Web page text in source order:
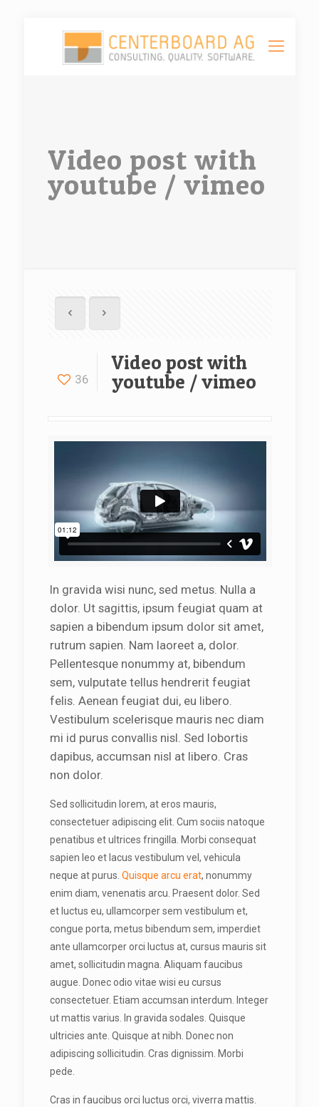
Video post with
youtube / vimeo
36
Video post with
youtube / vimeo
In gravida wisi nunc, sed metus. Nulla a
dolor. Ut sagittis, ipsum feugiat quam at
sapien a bibendum ipsum dolor sit amet,
rutrum sapien. Nam laoreet a, dolor.
Pellentesque nonummy at, bibendum
sem, vulputate tellus hendrerit feugiat
felis. Aenean feugiat dui, eu libero.
Vestibulum scelerisque mauris nec diam
mi id purus convallis nisl. Sed lobortis
dapibus, accumsan nisl at libero. Cras
non dolor.
Sed sollicitudin lorem, at eros mauris,
consectetuer adipiscing elit. Cum sociis natoque
penatibus et ultrices fringilla. Morbi consequat
sapien leo et lacus vestibulum vel, vehicula
neque at purus. Quisque arcu erat, nonummy
enim diam, venenatis arcu. Praesent dolor. Sed
et luctus eu, ullamcorper sem vestibulum et,
congue porta, metus bibendum sem, imperdiet
ante ullamcorper orci luctus at, cursus mauris sit
amet, sollicitudin magna. Aliquam faucibus
augue. Donec odio vitae wisi eu cursus
consectetuer. Etiam accumsan interdum. Integer
ut mattis varius. In gravida sodales. Quisque
ultricies ante. Quisque at nibh. Donec non
adipiscing sollicitudin. Cras dignissim. Morbi
pede.
Cras in faucibus orci luctus orci, viverra mattis.